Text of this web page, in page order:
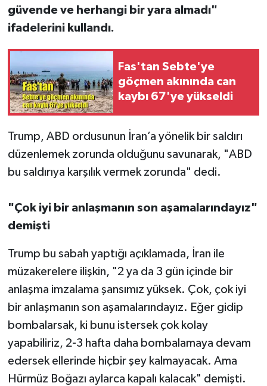
güvende ve herhangi bir yara almadı"
ifadelerini kullandı.
Fas'tan Sebte'ye
göçmen akınında can
kaybı 67'ye yükseldi
Trump, ABD ordusunun İran’a yönelik bir saldırı
düzenlemek zorunda olduğunu savunarak, "ABD
bu saldırıya karşılık vermek zorunda" dedi.
"Çok iyi bir anlaşmanın son aşamalarındayız"
demişti
Trump bu sabah yaptığı açıklamada, İran ile
müzakerelere ilişkin, "2 ya da 3 gün içinde bir
anlaşma imzalama şansımız yüksek. Çok, çok iyi
bir anlaşmanın son aşamalarındayız. Eğer gidip
bombalarsak, ki bunu istersek çok kolay
yapabiliriz, 2-3 hafta daha bombalamaya devam
edersek ellerinde hiçbir şey kalmayacak. Ama
Hürmüz Boğazı aylarca kapalı kalacak" demişti.